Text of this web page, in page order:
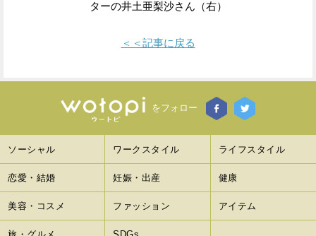
シ
る る
ターの井土亜梨沙さん（右）
＜＜記事に戻る
をフォロー
ソーシャル ワークスタイル ライフスタイル
恋愛・結婚 妊娠・出産 健康
美容・コスメ ファッション アイテム